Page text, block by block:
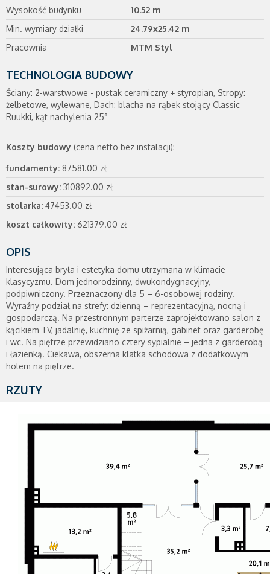
Wysokość budynku
10.52 m
Min. wymiary działki
24.79x25.42 m
Pracownia
MTM Styl
TECHNOLOGIA BUDOWY
Ściany: 2-warstwowe - pustak ceramiczny + styropian, Stropy:
żelbetowe, wylewane, Dach: blacha na rąbek stojący Classic
Ruukki, kąt nachylenia 25°
Koszty budowy (cena netto bez instalacji):
fundamenty: 87581.00 zł
stan-surowy: 310892.00 zł
stolarka: 47453.00 zł
koszt całkowity: 621379.00 zł
OPIS
Interesująca bryła i estetyka domu utrzymana w klimacie
klasycyzmu. Dom jednorodzinny, dwukondygnacyjny,
podpiwniczony. Przeznaczony dla 5 – 6-osobowej rodziny.
Wyraźny podział na strefy: dzienną – reprezentacyjną, nocną i
gospodarczą. Na przestronnym parterze zaprojektowano salon z
kącikiem TV, jadalnię, kuchnię ze spiżarnią, gabinet oraz garderobę
i wc. Na piętrze przewidziano cztery sypialnie – jedna z garderobą
i łazienką. Ciekawa, obszerna klatka schodowa z dodatkowym
holem na piętrze.
RZUTY